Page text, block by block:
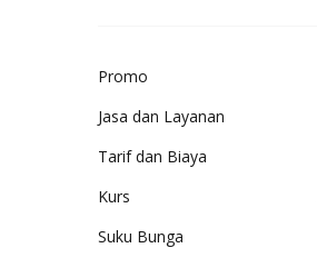
Promo
Jasa dan Layanan
Tarif dan Biaya
Kurs
Suku Bunga